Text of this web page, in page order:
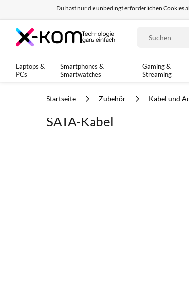
Du hast nur die unbedingt erforderlichen Cookies
Seit 8 Jahren für dich da!
Laptops &
PCs
Smartphones &
Smartwatches
Gaming &
Streaming
Startseite Zubehör Kabel und
SATA-Kabel